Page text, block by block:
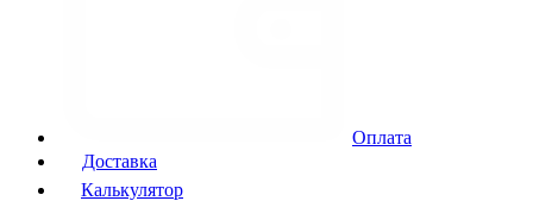
Оплата
Доставка
Калькулятор